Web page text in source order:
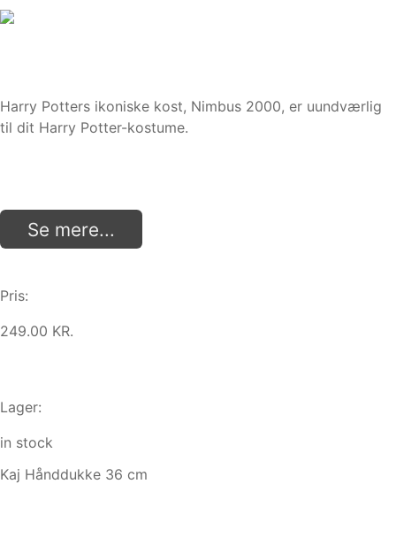
Harry Potters ikoniske kost, Nimbus 2000, er uundværlig
til dit Harry Potter-kostume.
Se mere...
Pris:
249.00 KR.
Lager:
in stock
Kaj Hånddukke 36 cm